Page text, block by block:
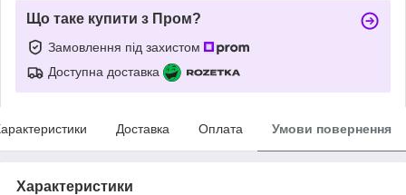
Що таке купити з Пром?
Замовлення під захистом
Доступна доставка
Доставка Оплата Умови повернення
Характеристики